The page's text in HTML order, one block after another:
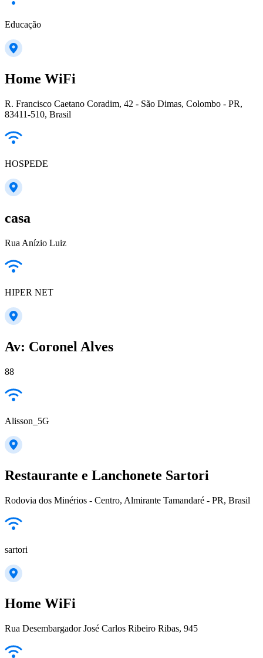
Educação
Home WiFi
R. Francisco Caetano Coradim, 42 - São Dimas, Colombo - PR,
83411-510, Brasil
HOSPEDE
casa
Rua Anízio Luiz
HIPER NET
Av: Coronel Alves
88
Alisson_5G
Restaurante e Lanchonete Sartori
Rodovia dos Minérios - Centro, Almirante Tamandaré - PR, Brasil
sartori
Home WiFi
Rua Desembargador José Carlos Ribeiro Ribas, 945